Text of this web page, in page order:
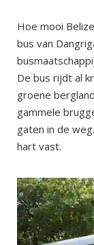
Hoe mooi
bus van
De bus rijdt al
groene
gammele
gaten in de
hart vast.